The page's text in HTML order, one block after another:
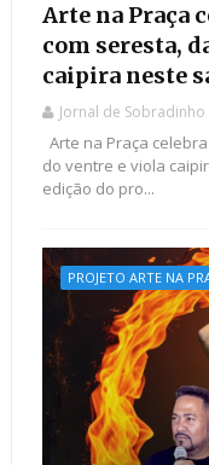
Arte na Praça
com seresta,
caipira neste
Jornal de Sobradinho
Arte na Praça
do ventre e viola
edição do pro...
PROJETO ARTE NA